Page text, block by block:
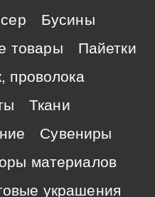
Бусины
товары
Пайетки
проволока
Ткани
Сувениры
материалов
украшения